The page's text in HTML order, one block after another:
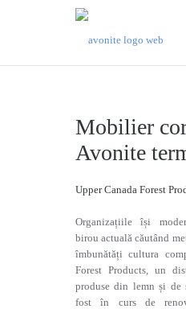
Mobilier
Avonite
Upper Canada Forest
Organizațiile își
birou actuală căutând
îmbunătăți cultura
Forest Products, un
produse din lemn și de
fost în curs de